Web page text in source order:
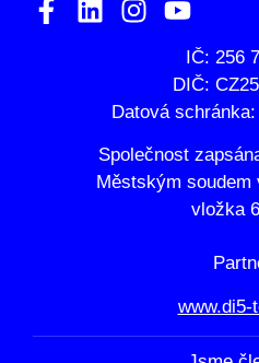
IČ: 256
DIČ:
Datová
Společnost
Městským soudem
vložka
www.di5-